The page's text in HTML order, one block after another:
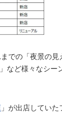
での「夜景の見
など様々なシー
」が出店していた